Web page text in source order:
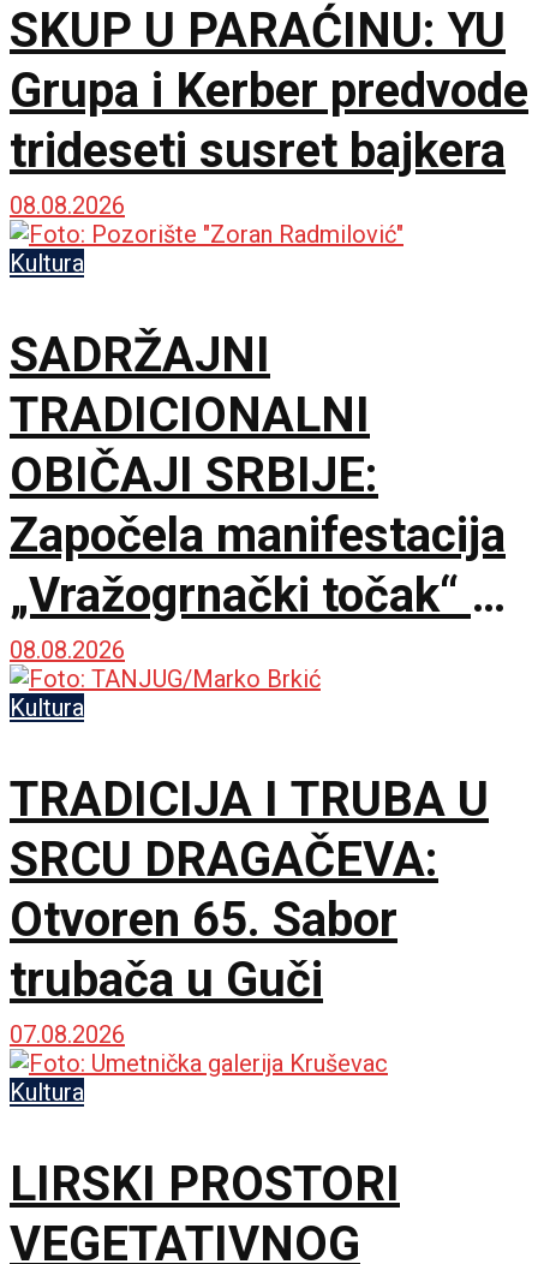
SKUP U PARAĆINU: YU
Grupa i Kerber predvode
trideseti susret bajkera
08.08.2026
Kultura
SADRŽAJNI
TRADICIONALNI
OBIČAJI SRBIJE:
Započela manifestacija
„Vražogrnački točak“ u
porti Hrama Svete
Trojice
08.08.2026
Kultura
TRADICIJA I TRUBA U
SRCU DRAGAČEVA:
Otvoren 65. Sabor
trubača u Guči
07.08.2026
Kultura
LIRSKI PROSTORI
VEGETATIVNOG